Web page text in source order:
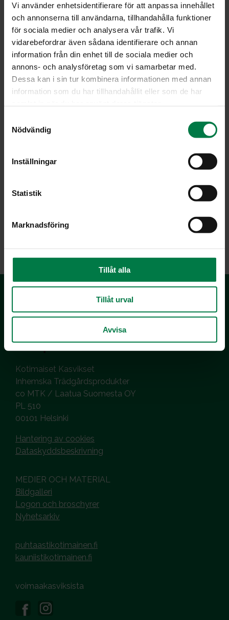
Vi använder enhetsidentifierare för att anpassa innehållet
och annonserna till användarna, tillhandahålla funktioner
för sociala medier och analysera vår trafik. Vi
vidarebefordrar även sådana identifierare och annan
information från din enhet till de sociala medier och
annons- och analysföretag som vi samarbetar med.
Dessa kan i sin tur kombinera informationen med annan
information som du har tillhandahållit eller som de har
Nödvändig
Inställningar
Statistik
Marknadsföring
Tillåt alla
Tillåt urval
Avvisa
Kaa­lia­se­tel­ma4 iso
Kotimaiset Kasvikset
Inhemska Trädgårdsprodukter
co MTK / Laatua Suomesta OY
PL 510
00101 Helsinki
Hantering av cookies
Dataskyddsbeskrivning
MEDIER OCH MATERIAL
Bildgalleri
Logon och broschyrer
Nyhetsarkiv
puhtaastikotimainen.fi
kauniistikotimainen.fi
voimaakasviksista